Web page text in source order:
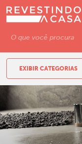
EXIBIR CATEGORIAS